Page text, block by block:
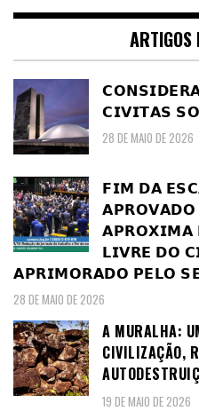
ARTIGOS
𝗖𝗜𝗩𝗜𝗧𝗔𝗦
28 DE MAIO DE 2026
𝗙𝗜𝗠 𝗗𝗔
𝗔𝗣𝗥𝗢𝗩𝗔𝗗𝗢
𝗔𝗣𝗥𝗢𝗫𝗜𝗠𝗔
𝗟𝗜𝗩𝗥𝗘 𝗗𝗢
𝗔𝗣𝗥𝗜𝗠𝗢𝗥𝗔𝗗𝗢 𝗣𝗘𝗟𝗢
28 DE MAIO DE 2026
A MURALHA:
CIVILIZAÇÃO,
19 DE MAIO DE 2026